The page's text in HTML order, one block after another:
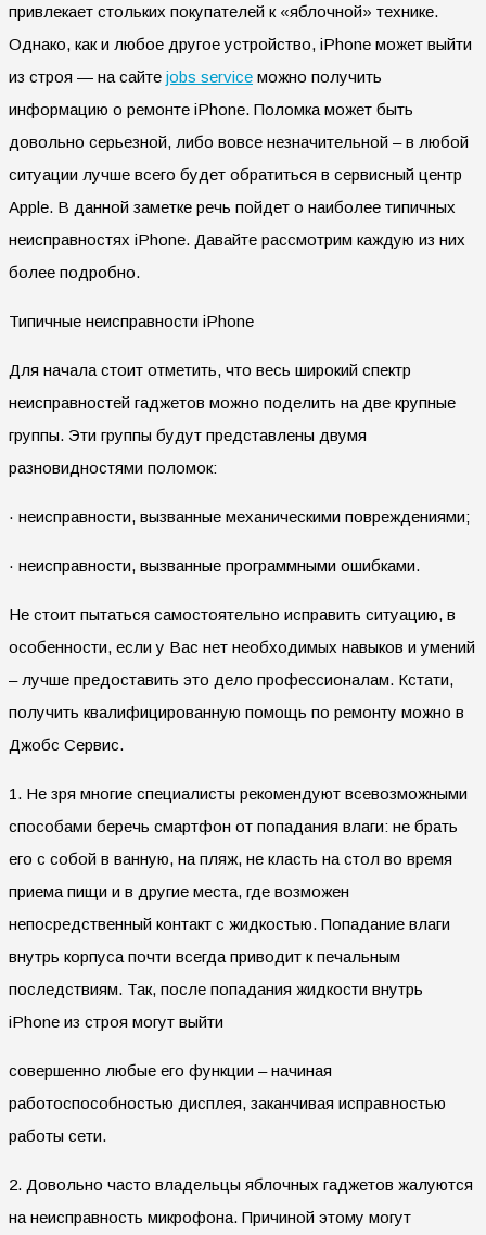
привлекает стольких покупателей к «яблочной» технике.
Однако, как и любое другое устройство, iPhone может выйти
из строя — на сайте jobs service можно получить
информацию о ремонте iPhone. Поломка может быть
довольно серьезной, либо вовсе незначительной – в любой
ситуации лучше всего будет обратиться в сервисный центр
Apple. В данной заметке речь пойдет о наиболее типичных
неисправностях iPhone. Давайте рассмотрим каждую из них
более подробно.
Типичные неисправности iPhone
Для начала стоит отметить, что весь широкий спектр
неисправностей гаджетов можно поделить на две крупные
группы. Эти группы будут представлены двумя
разновидностями поломок:
· неисправности, вызванные механическими повреждениями;
· неисправности, вызванные программными ошибками.
Не стоит пытаться самостоятельно исправить ситуацию, в
особенности, если у Вас нет необходимых навыков и умений
– лучше предоставить это дело профессионалам. Кстати,
получить квалифицированную помощь по ремонту можно в
Джобс Сервис.
1. Не зря многие специалисты рекомендуют всевозможными
способами беречь смартфон от попадания влаги: не брать
его с собой в ванную, на пляж, не класть на стол во время
приема пищи и в другие места, где возможен
непосредственный контакт с жидкостью. Попадание влаги
внутрь корпуса почти всегда приводит к печальным
последствиям. Так, после попадания жидкости внутрь
iPhone из строя могут выйти
совершенно любые его функции – начиная
работоспособностью дисплея, заканчивая исправностью
работы сети.
2. Довольно часто владельцы яблочных гаджетов жалуются
на неисправность микрофона. Причиной этому могут